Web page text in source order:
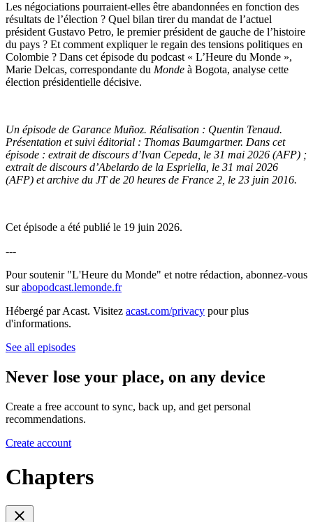
Les négociations pourraient-elles être abandonnées en fonction des
résultats de l’élection ? Quel bilan tirer du mandat de l’actuel
président Gustavo Petro, le premier président de gauche de l’histoire
du pays ? Et comment expliquer le regain des tensions politiques en
Colombie ? Dans cet épisode du podcast « L’Heure du Monde »,
Marie Delcas, correspondante du Monde à Bogota, analyse cette
élection présidentielle décisive.
Un épisode de Garance Muñoz. Réalisation : Quentin Tenaud.
Présentation et suivi éditorial : Thomas Baumgartner. Dans cet
épisode : extrait de discours d’Ivan Cepeda, le 31 mai 2026 (AFP) ;
extrait de discours d’Abelardo de la Espriella, le 31 mai 2026
(AFP) et archive du JT de 20 heures de France 2, le 23 juin 2016.
Cet épisode a été publié le 19 juin 2026.
---
Pour soutenir "L'Heure du Monde" et notre rédaction, abonnez-vous
surabopodcast.lemonde.fr
Hébergé par Acast. Visitez acast.com/privacy pour plus
d'informations.
See all episodes
Never lose your place, on any device
Create a free account to sync, back up, and get personal
recommendations.
Create account
Chapters